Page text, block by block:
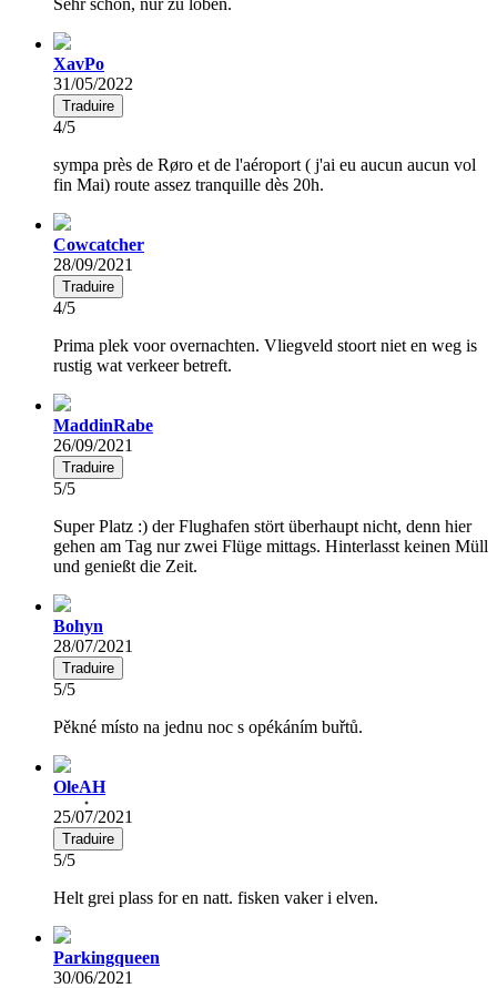
XavPo
31/05/2022
Traduire
4/5
sympa près de Røro et de l'aéroport ( j'ai eu aucun aucun vol
fin Mai) route assez tranquille dès 20h.
Cowcatcher
28/09/2021
Traduire
4/5
Prima plek voor overnachten. Vliegveld stoort niet en weg is
rustig wat verkeer betreft.
MaddinRabe
26/09/2021
Traduire
5/5
Super Platz :) der Flughafen stört überhaupt nicht, denn hier
gehen am Tag nur zwei Flüge mittags. Hinterlasst keinen Müll
und genießt die Zeit.
Bohyn
28/07/2021
Traduire
5/5
Pěkné místo na jednu noc s opékáním buřtů.
OleAH
25/07/2021
Traduire
5/5
Helt grei plass for en natt. fisken vaker i elven.
Parkingqueen
30/06/2021